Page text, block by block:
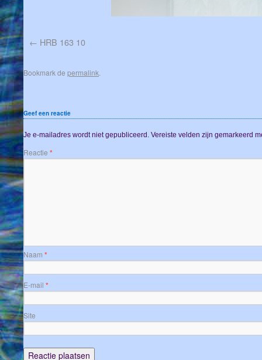
HRB 163 10
Bookmark de permalink.
Geef een reactie
Je e-mailadres wordt niet gepubliceerd. Vereiste velden zijn gemarkeerd
Reactie *
Naam *
E-mail *
Site